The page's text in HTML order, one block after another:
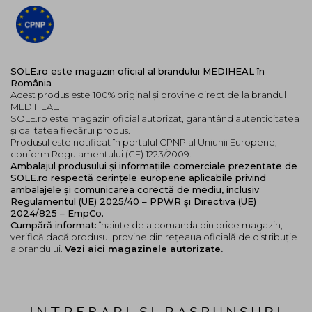
SOLE.ro este magazin oficial al brandului MEDIHEAL în
România
Acest produs este 100% original și provine direct de la brandul
MEDIHEAL.
SOLE.ro este magazin oficial autorizat, garantând autenticitatea
și calitatea fiecărui produs.
Produsul este notificat în portalul CPNP al Uniunii Europene,
conform Regulamentului (CE) 1223/2009.
Ambalajul produsului și informațiile comerciale prezentate de
SOLE.ro respectă cerințele europene aplicabile privind
ambalajele și comunicarea corectă de mediu, inclusiv
Regulamentul (UE) 2025/40 – PPWR și Directiva (UE)
2024/825 – EmpCo.
Cumpără informat: înainte de a comanda din orice magazin,
verifică dacă produsul provine din rețeaua oficială de distribuție
a brandului. Vezi aici magazinele autorizate.